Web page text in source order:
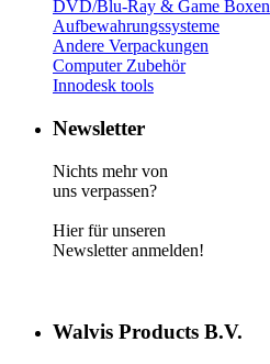
DVD/Blu-Ray & Game Boxen
Aufbewahrungssysteme
Andere Verpackungen
Computer Zubehör
Innodesk tools
Newsletter
Nichts mehr von
uns verpassen?
Hier für unseren
Newsletter anmelden!
Walvis Products B.V.